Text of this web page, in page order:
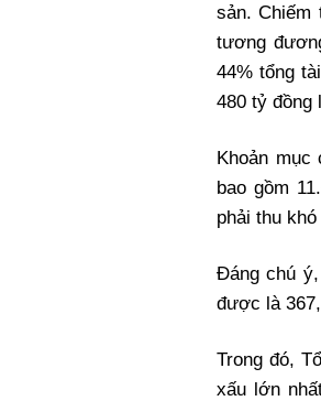
sản. Chiếm
tương
44% tổng
480 tỷ đồng
Khoản mục
bao gồm
phải thu
Đáng chú
được là
Trong đó,
xấu lớn